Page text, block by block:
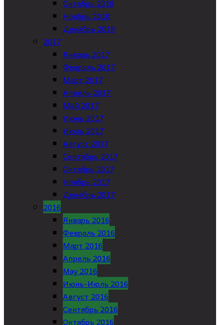
Октябрь 2018
Ноябрь 2018
Декабрь 2018
2017
Январь 2017
Февраль 2017
Март 2017
Апрель 2017
Май 2017
Июнь 2017
Июль 2017
Август 2017
Сентябрь 2017
Октябрь 2017
Ноябрь 2017
Декабрь 2017
2016
Январь 2016
Февраль 2016
Март 2016
Апрель 2016
May 2016
Июнь-Июль 2016
Август 2016
Сентябрь 2016
Октябрь 2016